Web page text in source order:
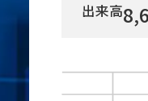
出来高